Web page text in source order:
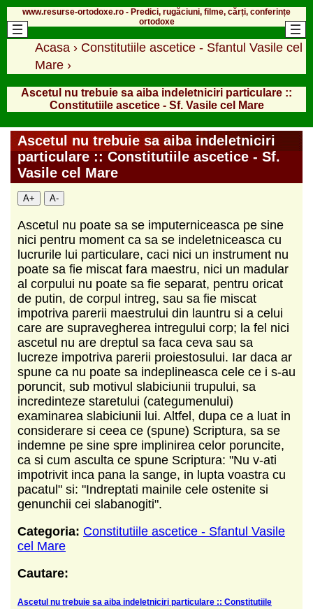
www.resurse-ortodoxe.ro - Predici, rugăciuni, filme, cărți, conferințe
ortodoxe
Acasa › Constitutiile ascetice - Sfantul Vasile cel
Mare ›
Ascetul nu trebuie sa aiba indeletniciri particulare ::
Constitutiile ascetice - Sf. Vasile cel Mare
Ascetul nu trebuie sa aiba indeletniciri
particulare :: Constitutiile ascetice - Sf.
Vasile cel Mare
A+ A-
Ascetul nu poate sa se imputerniceasca pe sine
nici pentru moment ca sa se indeletniceasca cu
lucrurile lui particulare, caci nici un instrument nu
poate sa fie miscat fara maestru, nici un madular
al corpului nu poate sa fie separat, pentru oricat
de putin, de corpul intreg, sau sa fie miscat
impotriva parerii maestrului din launtru si a celui
care are supravegherea intregului corp; la fel nici
ascetul nu are dreptul sa faca ceva sau sa
lucreze impotriva parerii proiestosului. Iar daca ar
spune ca nu poate sa indeplineasca cele ce i s-au
poruncit, sub motivul slabiciunii trupului, sa
incredinteze staretului (categumenului)
examinarea slabiciunii lui. Altfel, dupa ce a luat in
considerare si ceea ce (spune) Scriptura, sa se
indemne pe sine spre implinirea celor poruncite,
ca si cum asculta ce spune Scriptura: "Nu v-ati
impotrivit inca pana la sange, in lupta voastra cu
pacatul" si: "Indreptati mainile cele ostenite si
genunchii cei slabanogiti".
Categoria: Constitutiile ascetice - Sfantul Vasile
cel Mare
Cautare:
Ascetul nu trebuie sa aiba indeletniciri particulare :: Constitutiile